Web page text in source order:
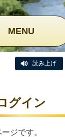
MENU
読み上げ
グイン
ジです。